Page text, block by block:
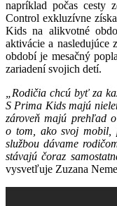
napríklad počas cesty
Control exkluzívne
Kids na alikvotné
aktivácie a nasledujúce
období je mesačný
zariadení svojich detí.
„Rodičia chcú byť za
S Prima Kids majú
zároveň majú prehľad
o tom, ako svoj mobil,
službou dávame
stávajú čoraz
vysvetľuje Zuzana